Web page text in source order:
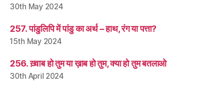
30th May 2024
257. पांडुलिपि में पांडु का अर्थ – हाथ, रंग या पत्ता?
15th May 2024
256. ख़्वाब हो तुम या ख़ाब हो तुम, क्या हो तुम बतलाओ
30th April 2024